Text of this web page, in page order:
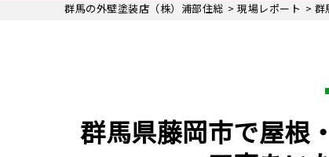
群馬の外壁塗装店（株）浦部住総 > 現場レポート > 群
群馬県藤岡市で屋根